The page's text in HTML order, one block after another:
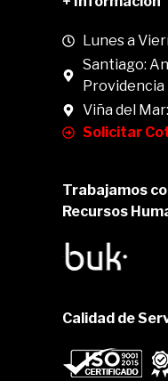
Lunes a
Santiago:
Providencia
Viña del
Solicitar
Trabajamos
Recursos
Calidad de